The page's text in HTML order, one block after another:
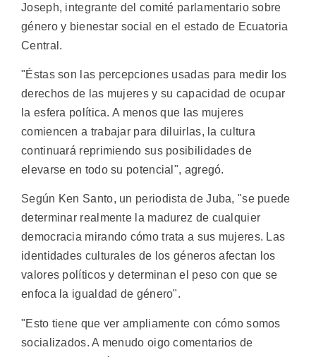
Joseph, integrante del comité parlamentario sobre
género y bienestar social en el estado de Ecuatoria
Central.
"Éstas son las percepciones usadas para medir los
derechos de las mujeres y su capacidad de ocupar
la esfera política. A menos que las mujeres
comiencen a trabajar para diluirlas, la cultura
continuará reprimiendo sus posibilidades de
elevarse en todo su potencial", agregó.
Según Ken Santo, un periodista de Juba, "se puede
determinar realmente la madurez de cualquier
democracia mirando cómo trata a sus mujeres. Las
identidades culturales de los géneros afectan los
valores políticos y determinan el peso con que se
enfoca la igualdad de género".
"Esto tiene que ver ampliamente con cómo somos
socializados. A menudo oigo comentarios de